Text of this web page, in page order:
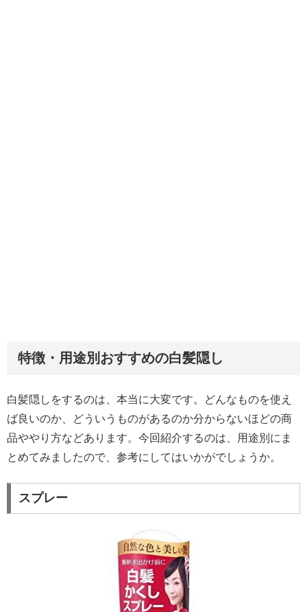
特徴・用途別おすすめの白髪隠し
白髪隠しをするのは、本当に大変です。どんなものを使え
ば良いのか、どういうものがあるのか分からないほどの商
品ややり方などあります。今回紹介するのは、用途別にま
とめてみましたので、参考にしてはいかがでしょうか。
スプレー